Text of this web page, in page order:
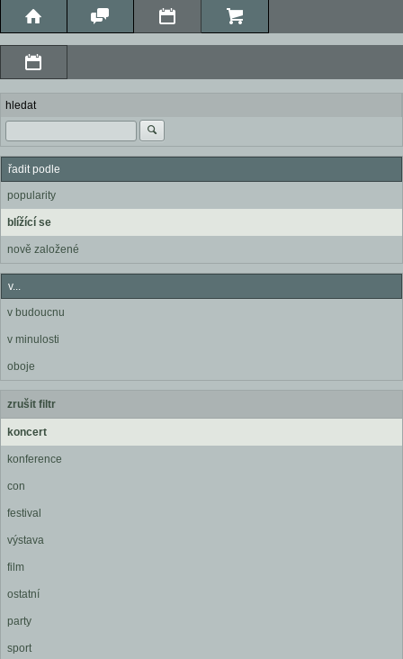
hledat
řadit podle
popularity
blížící se
nově založené
v...
v budoucnu
v minulosti
oboje
zrušit filtr
koncert
konference
con
festival
výstava
film
ostatní
party
sport